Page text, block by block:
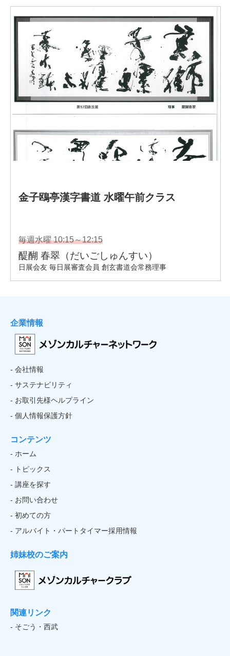
企業情報
- 会社情報
- サステナビリティ
- お取引先様ヘルプライン
- 個人情報保護方針
コンテンツ
- ホーム
- トピックス
- 講座を探す
- お問い合わせ
- 初めての方
- アルバイト・パートタイマー採用情報
姉妹校のご案内
関連リンク
- そごう・西武